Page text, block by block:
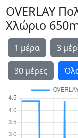
OVERLAY
Χλώριο
1 μέρα 3
30 μέρες